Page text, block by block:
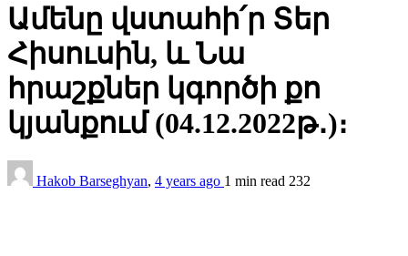
Ամենը վստահի՛ր Տեր
Հիսուսին, և Նա
հրաշքներ կգործի քո
կյանքում (04.12.2022թ․)։
Hakob Barseghyan, 4 years ago 1 min read 232